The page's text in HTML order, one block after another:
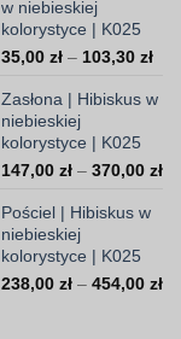
w niebieskiej
kolorystyce | K025
35,00 zł – 103,30 zł
od
Zasłona | Hibiskus w
niebieskiej
kolorystyce | K025
147,00 zł – 370,00 zł
Pościel | Hibiskus w
niebieskiej
kolorystyce | K025
238,00 zł – 454,00 zł